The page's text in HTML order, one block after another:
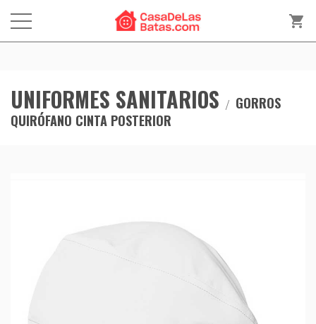
shopping_cart
UNIFORMES SANITARIOS
GORROS
QUIRÓFANO CINTA POSTERIOR